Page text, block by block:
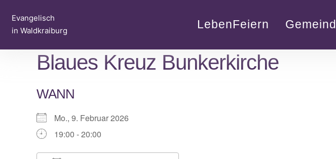
Inhalt
springen
Evangelisch
in Waldkraiburg
LebenFeiern
Blaues Kreuz Bunkerkirche
WANN
Mo., 9. Februar 2026
19:00 - 20:00